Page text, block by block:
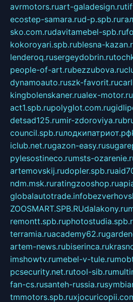
avrmotors.ruart-galadesign.ru
ecostep-samara.rud-p.spb.ru
sko.com.rudavitamebel-spb.ru
kokoroyari.spb.rublesna-
lenderoq.rusergeydobrin.ru
people-of-art.rubezzubova.ru
dynamoauto.ruszk-favorit.ru
kingbolenskaner.rualex-motor.ru
act1.spb.rupolyglot.com.ru
detsad125.rumir-zdoroviya.ru
council.spb.ruлодкипатриот.рф
iclub.net.rugazon-easy.ru
pylesostineco.rumsts-
artemovskij.rudopler.spb.ru
ndm.msk.ruratingzooshop.ru
globalautotrade.info
ZOOSMART.SPB.RUdalakony.ru
remontt.spb.ru
terramia.ruacademy62.ru
artem-news.rubiserinca.ru
imshowtv.rumebel-v-tule.ru
pcsecurity.net.rutool-sib.ru
fan-cs.rusanteh-russia.ru
tmmotors.spb.ru